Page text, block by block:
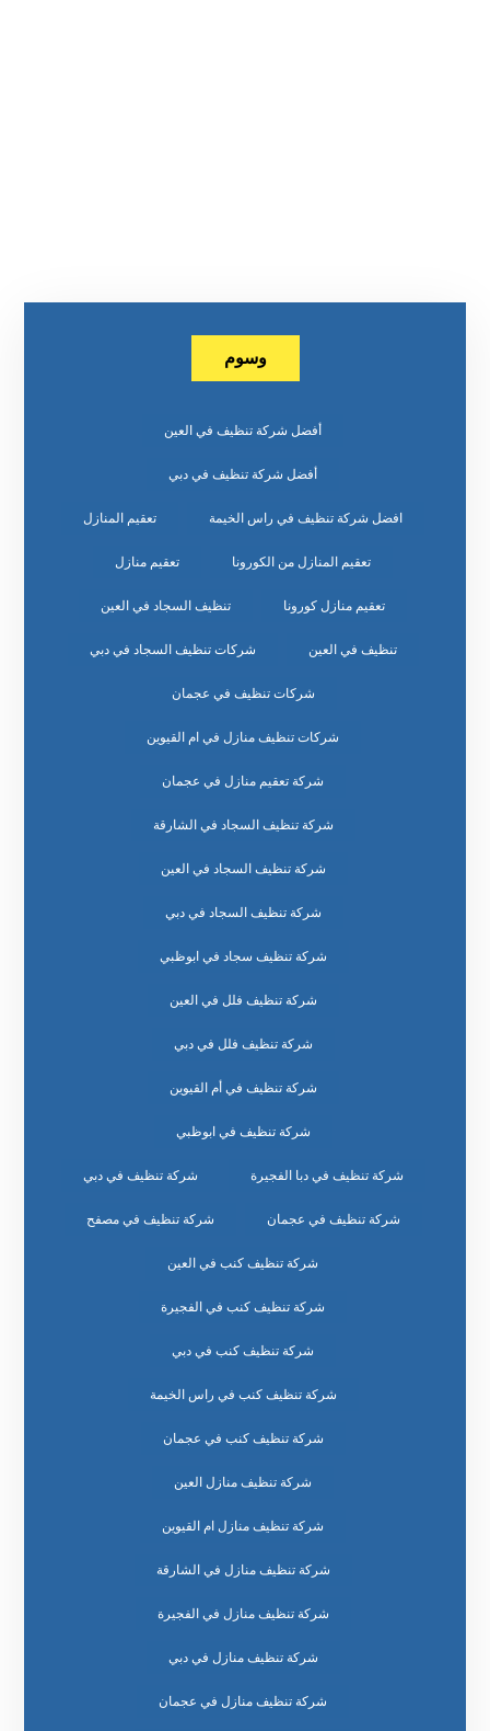
وسوم
أفضل شركة تنظيف في العين
أفضل شركة تنظيف في دبي
افضل شركة تنظيف في راس الخيمة تعقيم المنازل
تعقيم المنازل من الكورونا تعقيم منازل
تعقيم منازل كورونا تنظيف السجاد في العين
تنظيف في العين شركات تنظيف السجاد في دبي
شركات تنظيف في عجمان
شركات تنظيف منازل في ام القيوين
شركة تعقيم منازل في عجمان
شركة تنظيف السجاد في الشارقة
شركة تنظيف السجاد في العين
شركة تنظيف السجاد في دبي
شركة تنظيف سجاد في ابوظبي
شركة تنظيف فلل في العين
شركة تنظيف فلل في دبي
شركة تنظيف في أم القيوين
شركة تنظيف في ابوظبي
شركة تنظيف في دبا الفجيرة شركة تنظيف في دبي
شركة تنظيف في عجمان شركة تنظيف في مصفح
شركة تنظيف كنب في العين
شركة تنظيف كنب في الفجيرة
شركة تنظيف كنب في دبي
شركة تنظيف كنب في راس الخيمة
شركة تنظيف كنب في عجمان
شركة تنظيف منازل العين
شركة تنظيف منازل ام القيوين
شركة تنظيف منازل في الشارقة
شركة تنظيف منازل في الفجيرة
شركة تنظيف منازل في دبي
شركة تنظيف منازل في عجمان